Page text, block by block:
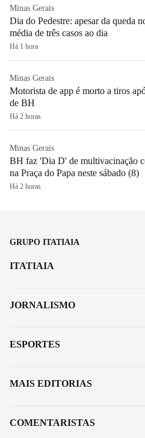
Minas Gerais
Dia do Pedestre: apesar da queda
média de três casos ao dia
Há 1 hora
Minas Gerais
Motorista de app é morto a tiros
de BH
Há 2 horas
Minas Gerais
BH faz 'Dia D' de multivacinação
na Praça do Papa neste sábado (8)
Há 2 horas
GRUPO ITATIAIA
ITATIAIA
JORNALISMO
ESPORTES
MAIS EDITORIAS
COMENTARISTAS